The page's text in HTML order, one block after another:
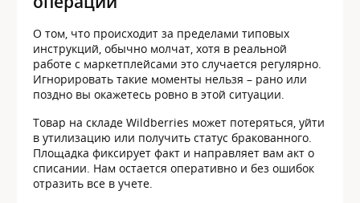
О том, что происходит за пределами типовых
инструкций, обычно молчат, хотя в реальной
работе с маркетплейсами это случается регулярно.
Игнорировать такие моменты нельзя – рано или
поздно вы окажетесь ровно в этой ситуации.
Товар на складе Wildberries может потеряться, уйти
в утилизацию или получить статус бракованного.
Площадка фиксирует факт и направляет вам акт о
списании. Нам остается оперативно и без ошибок
отразить все в учете.